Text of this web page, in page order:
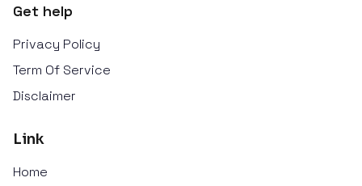
Get help
Privacy Policy
Term Of Service
Disclaimer
Link
Home